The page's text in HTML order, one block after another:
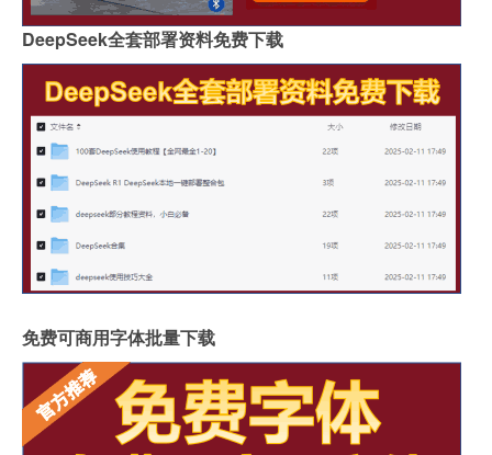
DeepSeek全套部署资料免费下载
免费可商用字体批量下载